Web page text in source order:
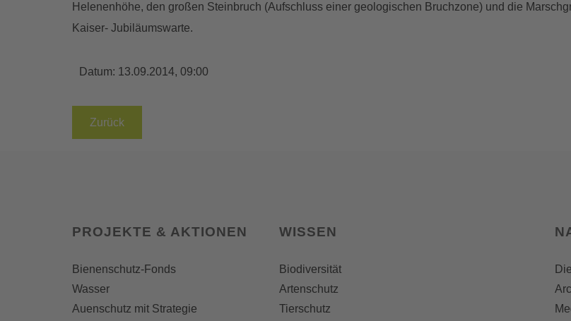
Helenenhöhe, den großen Steinbruch (Aufschluss einer geologischen Bruchzone) und die
Kaiser- Jubiläumswarte.
Datum: 13.09.2014, 09:00
Zurück
PROJEKTE & AKTIONEN
Bienenschutz-Fonds
Wasser
Auenschutz mit Strategie
WISSEN
Biodiversität
Artenschutz
Tierschutz